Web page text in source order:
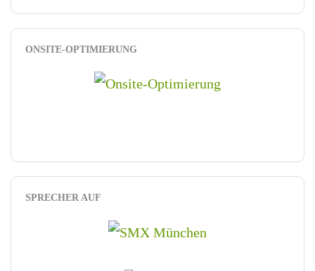
ONSITE-OPTIMIERUNG
SPRECHER AUF